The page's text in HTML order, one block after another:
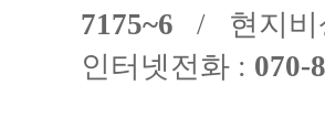
7175~6 / 현지비
인터넷전화 : 070-